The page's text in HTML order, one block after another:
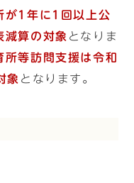
が1年に1回以上公
減算の対象 となりま
所等訪問支援は令和
象 となります。